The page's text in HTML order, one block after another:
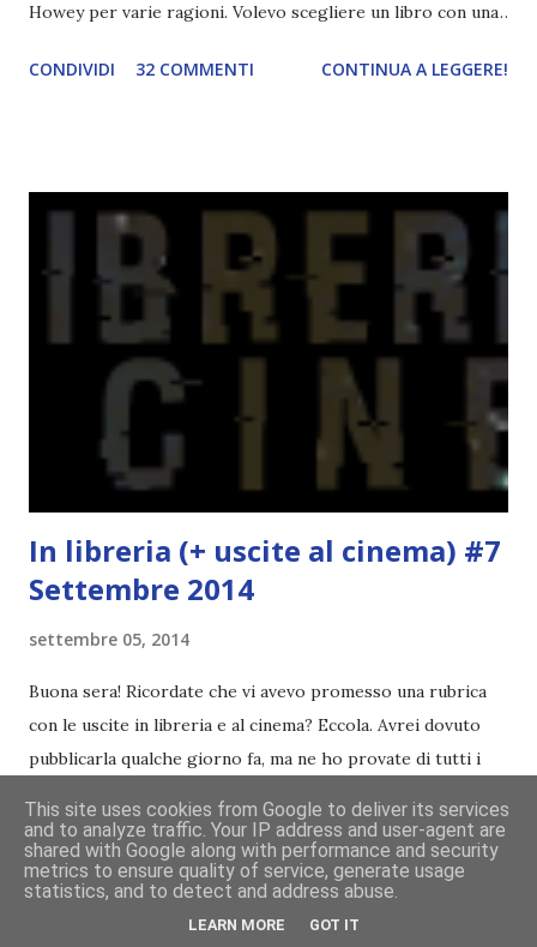
Howey per varie ragioni. Volevo scegliere un libro con una
e poi dover aspettare con ansia il recap e sia perché
gruppo di lettura inizierà tra qualche settimana,
po' di tempo per pensarci e iscrivervi. Titolo: Wool (Silo
#1) Autore: Hugh Howey Anno: Ottobre 2013 Editore:
Fabbri Cosa faresti se il mondo fuori fosse letale e l’aria
che respiri potesse uccidere? Se vivessi in un luogo dove
ogni nascita richiede una morte e le tue scelte possono
salvare vite o distruggerle? Questo è il mondo di Wool. In
CONDIVIDI 32 COMMENTI CONTINUA A LEGGERE!
In libreria (+ uscite al cinema) #7
Settembre 2014
settembre 05, 2014
Buona sera! Ricordate che vi avevo promesso una rubrica
con le uscite in libreria e al cinema? Eccola. Avrei dovuto
pubblicarla qualche giorno fa, ma ne ho provate di tutti i
ordinato! Ora finalmente ci sono riuscita! IN LIBRERIA Per
leggere la trama cliccate sulla copertina. Vi ho segnalato
solo alcune delle uscite, quelle che più hanno attirato la mia
attenzione. Phobia - Wulf Dorn \\ 11 settembre. Ho
CONDIVIDI 43 COMMENTI CONTINUA A LEGGERE!
This site uses cookies from Google to deliver its services
and to analyze traffic. Your IP address and user-agent are
shared with Google along with performance and security
metrics to ensure quality of service, generate usage
statistics, and to detect and address abuse.
LEARN MORE GOT IT